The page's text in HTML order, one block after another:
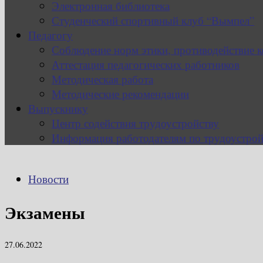
Электронная библиотека
Студенческий спортивный клуб “Вымпел”
Педагогу
Соблюдение норм этики, противодействие
Аттестация педагогических работников
Методическая работа
Методические рекомендации
Выпускнику
Центр содействия трудоустройству
Информация работодателям по
Новости
Экзамены
27.06.2022